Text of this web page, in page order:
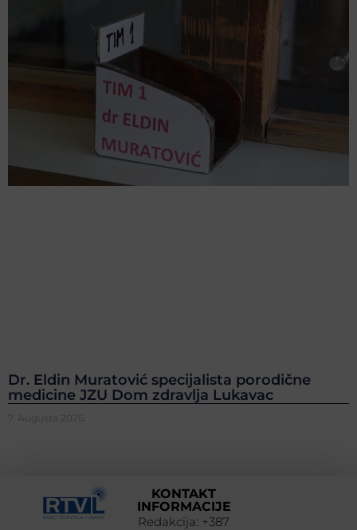
Dr. Eldin Muratović specijalista porodične
medicine JZU Dom zdravlja Lukavac
7. Augusta 2026.
KONTAKT
INFORMACIJE
Redakcija: +387